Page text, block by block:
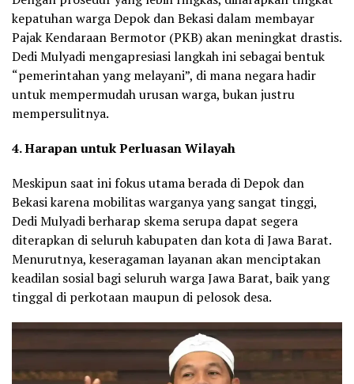
kepatuhan warga Depok dan Bekasi dalam membayar
Pajak Kendaraan Bermotor (PKB) akan meningkat drastis.
Dedi Mulyadi mengapresiasi langkah ini sebagai bentuk
“pemerintahan yang melayani”, di mana negara hadir
untuk mempermudah urusan warga, bukan justru
mempersulitnya.
4. Harapan untuk Perluasan Wilayah
Meskipun saat ini fokus utama berada di Depok dan
Bekasi karena mobilitas warganya yang sangat tinggi,
Dedi Mulyadi berharap skema serupa dapat segera
diterapkan di seluruh kabupaten dan kota di Jawa Barat.
Menurutnya, keseragaman layanan akan menciptakan
keadilan sosial bagi seluruh warga Jawa Barat, baik yang
tinggal di perkotaan maupun di pelosok desa.